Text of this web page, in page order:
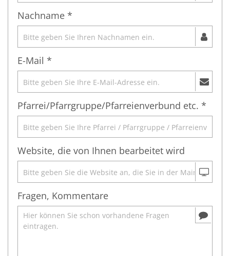
Nachname *
E-Mail *
Pfarrei/Pfarrgruppe/Pfarreienverbund etc. *
Website, die von Ihnen bearbeitet wird
Fragen, Kommentare